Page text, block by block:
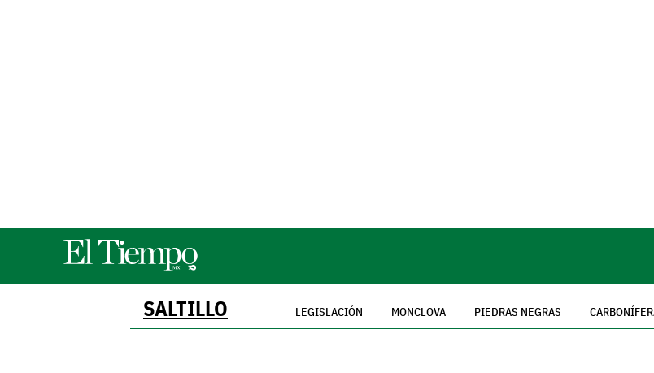
SALTILLO LEGISLACIÓN MONCLOVA PIEDRAS NEGRAS